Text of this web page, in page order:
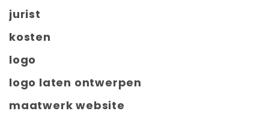
jurist
kosten
logo
logo laten ontwerpen
maatwerk website